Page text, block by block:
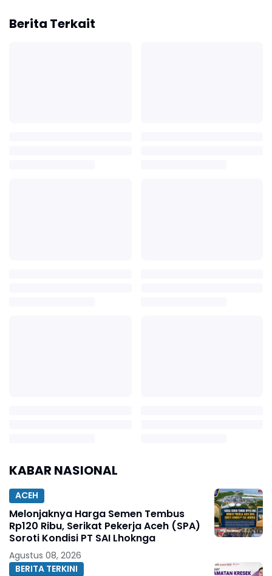
Berita Terkait
KABAR NASIONAL
ACEH
Melonjaknya Harga Semen Tembus
Rp120 Ribu, Serikat Pekerja Aceh (SPA)
Soroti Kondisi PT SAI Lhoknga
Agustus 08, 2026
BERITA TERKINI